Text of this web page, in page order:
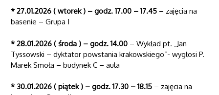
* 27.01.2026 ( wtorek ) – godz. 17.00 – 17.45 – zajęcia na
basenie – Grupa I
* 28.01.2026 ( środa ) – godz. 14.00 – Wykład pt. „Jan
Tyssowski – dyktator powstania krakowskiego”- wygłosi P.
Marek Smoła – budynek C – aula
* 30.01.2026 ( piątek ) – godz. 17.30 – 18.15 – zajęcia na